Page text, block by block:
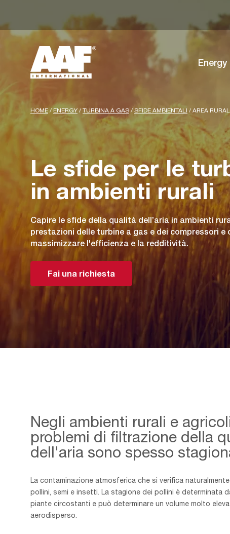
Energy
HOME / ENERGY/ TURBINA A GAS/ SFIDE AMBIENTALI / AREA
Le sfide per le
in ambienti rurali
Capire le sfide della qualità dell’aria in ambienti
prestazioni delle turbine a gas e dei compressori e
massimizzare l'efficienza e la redditività.
Fai una richiesta
Negli ambienti rurali e
problemi di filtrazione della
dell'aria sono spesso
La contaminazione atmosferica che si verifica
pollini, semi e insetti. La stagione dei pollini è determinata
piante circostanti e può determinare un volume molto
aerodisperso.